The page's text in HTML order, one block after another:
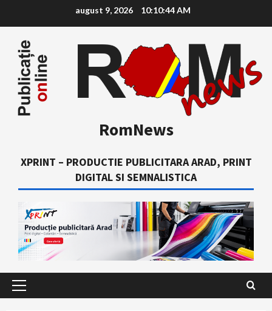
content
august 9, 2026 10:10:46 AM
RomNews
XPRINT – PRODUCTIE PUBLICITARA ARAD, PRINT
DIGITAL SI SEMNALISTICA
Primary